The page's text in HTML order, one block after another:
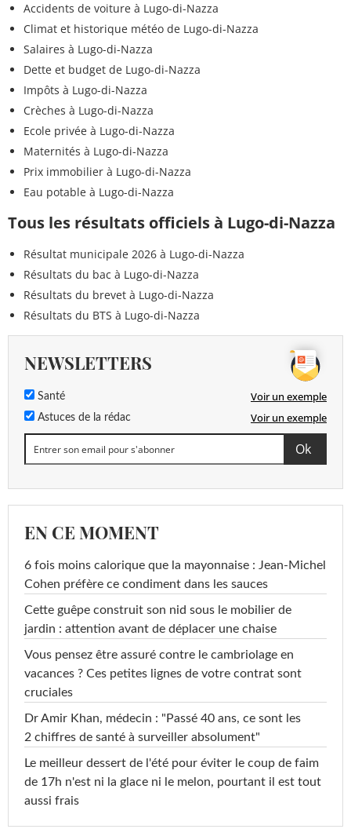
Accidents de voiture à Lugo-di-Nazza
Climat et historique météo de Lugo-di-Nazza
Salaires à Lugo-di-Nazza
Dette et budget de Lugo-di-Nazza
Impôts à Lugo-di-Nazza
Crèches à Lugo-di-Nazza
Ecole privée à Lugo-di-Nazza
Maternités à Lugo-di-Nazza
Prix immobilier à Lugo-di-Nazza
Eau potable à Lugo-di-Nazza
Tous les résultats officiels à Lugo-di-Nazza
Résultat municipale 2026 à Lugo-di-Nazza
Résultats du bac à Lugo-di-Nazza
Résultats du brevet à Lugo-di-Nazza
Résultats du BTS à Lugo-di-Nazza
NEWSLETTERS
Santé Voir un exemple
Astuces de la rédac Voir un exemple
EN CE MOMENT
6 fois moins calorique que la mayonnaise : Jean-Michel
Cohen préfère ce condiment dans les sauces
Cette guêpe construit son nid sous le mobilier de
jardin : attention avant de déplacer une chaise
Vous pensez être assuré contre le cambriolage en
vacances ? Ces petites lignes de votre contrat sont
cruciales
Dr Amir Khan, médecin : "Passé 40 ans, ce sont les
2 chiffres de santé à surveiller absolument"
Le meilleur dessert de l'été pour éviter le coup de faim
de 17h n'est ni la glace ni le melon, pourtant il est tout
aussi frais